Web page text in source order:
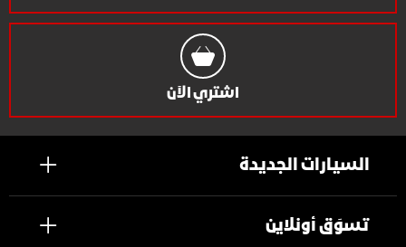
اشتري الآن
السيارات الجديدة
تسوَق أونلاين